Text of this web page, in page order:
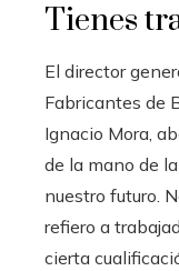
Tienes
El director
Fabricantes de
Ignacio Mora,
de la mano de
nuestro futuro.
refiero a
cierta